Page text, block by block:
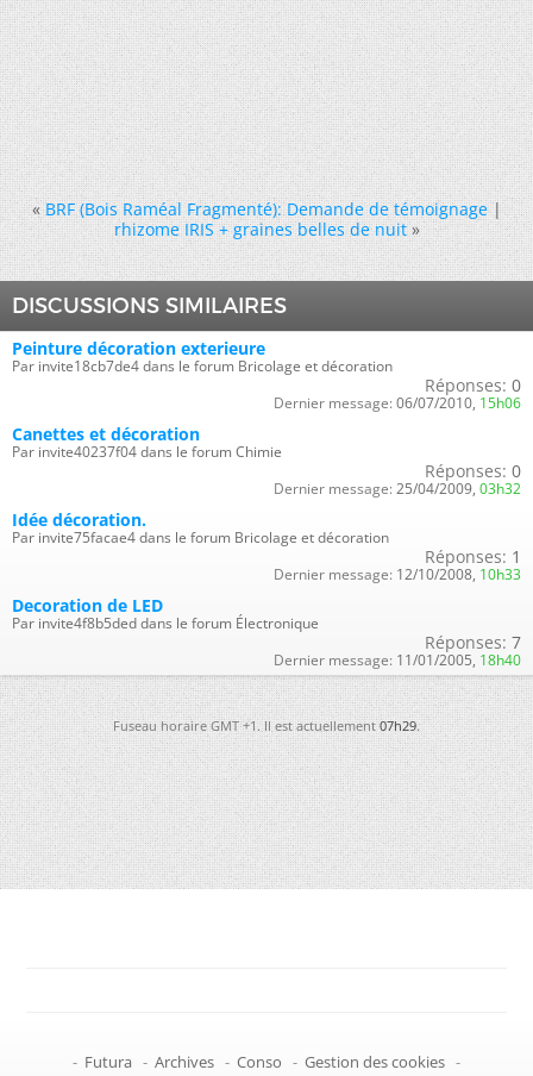
« BRF (Bois Raméal Fragmenté): Demande de témoignage|
rhizome IRIS + graines belles de nuit »
DISCUSSIONS SIMILAIRES
Peinture décoration exterieure
Par invite18cb7de4 dans le forum Bricolage et décoration
Réponses: 0
Dernier message: 06/07/2010, 15h06
Canettes et décoration
Par invite40237f04 dans le forum Chimie
Réponses: 0
Dernier message: 25/04/2009, 03h32
Idée décoration.
Par invite75facae4 dans le forum Bricolage et décoration
Réponses: 1
Dernier message: 12/10/2008, 10h33
Decoration de LED
Par invite4f8b5ded dans le forum Électronique
Réponses: 7
Dernier message: 11/01/2005, 18h40
Fuseau horaire GMT +1. Il est actuellement07h29.
- Futura - Archives - Conso - Gestion des cookies -